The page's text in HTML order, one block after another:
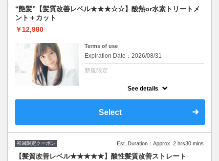
“艶髪”【髪質改善レベル★★★☆☆】酸熱or水素トリートメ
ント＋カット
￥12,980
Terms of use
Expiration Date：2026/08/31
新規限定
類から担当スタイリストがご提案致します。
髪のお悩みご相談ください♪
で余裕を持ったご予約をお願い致します。
See details
Select
初回限定クーポン Est. Duration：Approx. 2 hrs30 mins
【髪質改善レベル★★★★★】酸性髪質改善ストレート